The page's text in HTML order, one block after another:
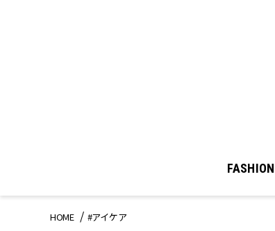
FASHION
HOME #アイケア